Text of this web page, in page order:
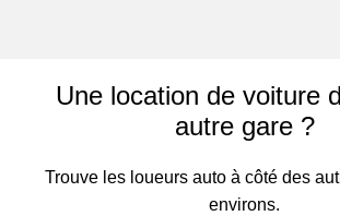
Une location de voiture
autre gare ?
Trouve les loueurs auto à côté des
environs.